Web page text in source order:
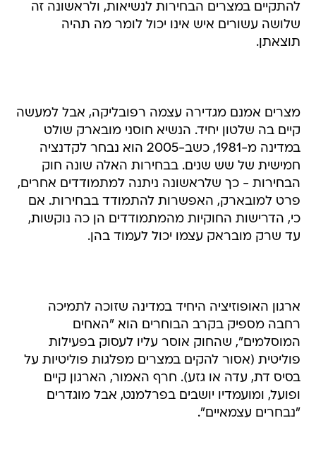
להתקיים במצרים הבחירות לנשיאות, ולראשונה זה
שלושה עשורים איש אינו יכול לומר מה תהיה
תוצאתן.
מצרים אמנם מגדירה עצמה רפובליקה, אבל למעשה
קיים בה שלטון יחיד. הנשיא חוסני מובארק שולט
במדינה מ-1981, כשב-2005 הוא נבחר לקדנציה
חמישית של שש שנים. בבחירות האלה שונה חוק
הבחירות - כך שלראשונה ניתנה למתמודדים אחרים,
פרט למובארק, האפשרות להתמודד בבחירות. אם
כי, הדרישות החוקיות מהמתמודדים הן כה נוקשות,
עד שרק מובראק עצמו יכול לעמוד בהן.
ארגון האופוזיציה היחיד במדינה שזוכה לתמיכה
רחבה מספיק בקרב הבוחרים הוא "האחים
המוסלמים", שהחוק אוסר עליו לעסוק בפעילות
פוליטית (אסור להקים במצרים מפלגות פוליטיות על
בסיס דת, עדה או גזע). חרף האמור, הארגון קיים
ופועל, ומועמדיו יושבים בפרלמנט, אבל מוגדרים
"נבחרים עצמאיים".